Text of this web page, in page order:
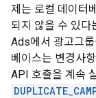
제는 로컬 데이터
되지 않을 수 있다
Ads에서 광고그
베이스는 변경사
API 호출을 계속